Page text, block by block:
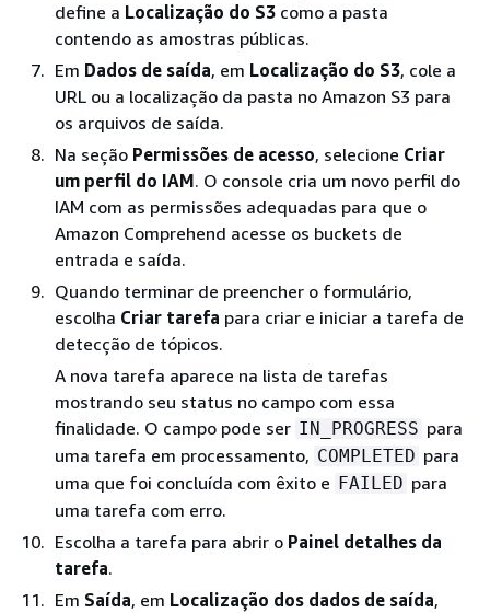
define a Localização do S3 como a pasta
contendo as amostras públicas.
Em Dados de saída, em Localização do S3, cole a
URL ou a localização da pasta no Amazon S3 para
os arquivos de saída.
Na seção Permissões de acesso, selecione Criar
um perfil do IAM. O console cria um novo perfil do
IAM com as permissões adequadas para que o
Amazon Comprehend acesse os buckets de
entrada e saída.
Quando terminar de preencher o formulário,
escolha Criar tarefa para criar e iniciar a tarefa de
detecção de tópicos.
A nova tarefa aparece na lista de tarefas
mostrando seu status no campo com essa
finalidade. O campo pode ser IN_PROGRESS para
uma tarefa em processamento, COMPLETED para
uma que foi concluída com êxito e FAILED para
uma tarefa com erro.
Escolha a tarefa para abrir o Painel detalhes da
tarefa.
Em Saída, em Localização dos dados de saída,